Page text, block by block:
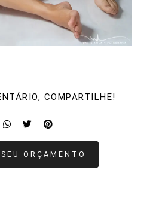
COMPARTILHE!
ORÇAMENTO